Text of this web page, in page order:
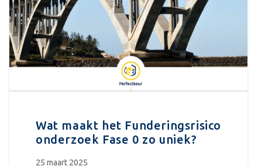
Wat maakt het Funderingsrisico
onderzoek Fase 0 zo uniek?
25 maart 2025